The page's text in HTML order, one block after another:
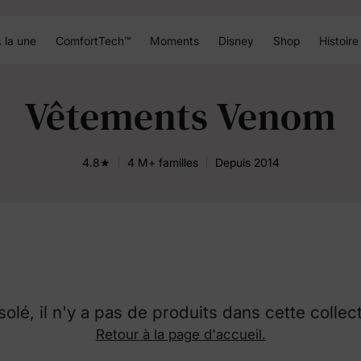
la une ComfortTech™ Moments Disney Shop Histoire
Vêtements Venom
4.8★ 4 M+ familles Depuis 2014
il n'y a pas de produits dans cette
Retour à la page d'accueil.